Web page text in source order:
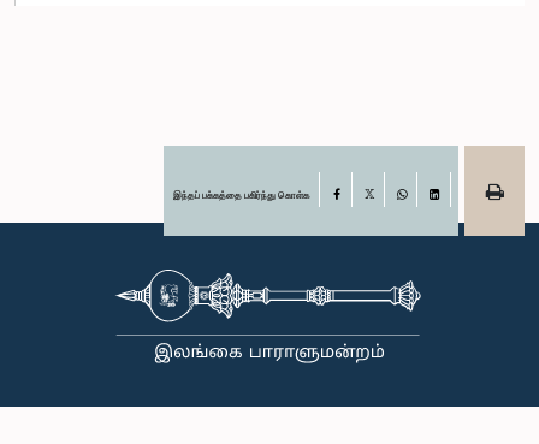
இந்தப் பக்கத்தை பகிர்ந்து கொள்க Facebook